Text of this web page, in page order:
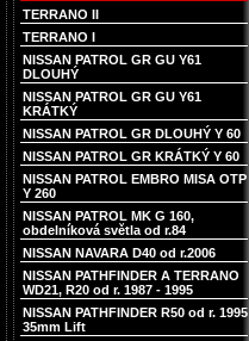
TERRANO II
TERRANO I
NISSAN PATROL GR GU Y61
DLOUHÝ
NISSAN PATROL GR GU Y61
KRÁTKÝ
NISSAN PATROL GR DLOUHÝ Y 60
NISSAN PATROL GR KRÁTKÝ Y 60
NISSAN PATROL EMBRO MISA OTP
Y 260
NISSAN PATROL MK G 160,
obdelníková světla od r.84
NISSAN NAVARA D40 od r.2006
NISSAN PATHFINDER A TERRANO
WD21, R20 od r. 1987 - 1995
NISSAN PATHFINDER R50 od r. 1995
35mm Lift